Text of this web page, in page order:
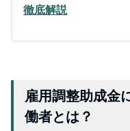
徹底解説
雇用調整助成金
働者とは？